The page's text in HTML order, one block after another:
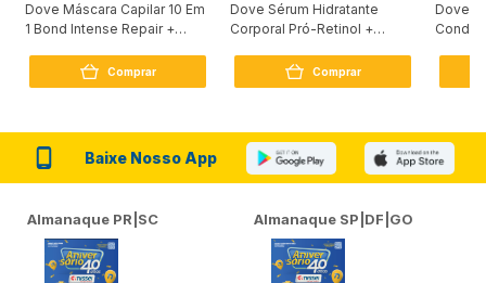
Dove Máscara Capilar 10 Em
1 Bond Intense Repair +
Comprar
Dove Sérum Hidratante
Corporal Pró-Retinol +
Comprar
Dove
Baixe Nosso App
Almanaque PR|SC Almanaque SP|DF|GO